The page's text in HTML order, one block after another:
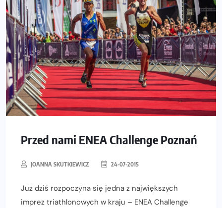
Przed nami ENEA Challenge Poznań
JOANNA SKUTKIEWICZ 24-07-2015
Już dziś rozpoczyna się jedna z największych
imprez triathlonowych w kraju – ENEA Challenge